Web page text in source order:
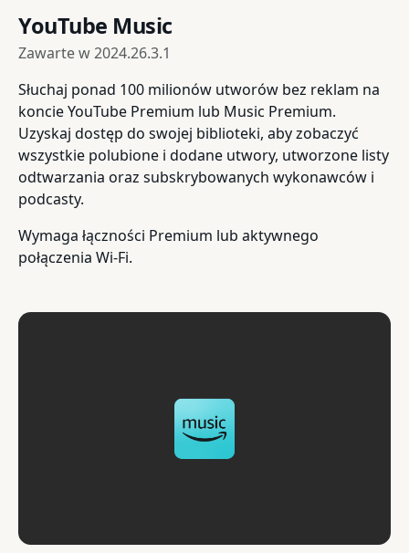
YouTube Music
Zawarte w2024.26.3.1
Słuchaj ponad 100 milionów utworów bez reklam na
koncie YouTube Premium lub Music Premium.
Uzyskaj dostęp do swojej biblioteki, aby zobaczyć
wszystkie polubione i dodane utwory, utworzone listy
odtwarzania oraz subskrybowanych wykonawców i
podcasty.
Wymaga łączności Premium lub aktywnego
połączenia Wi-Fi.